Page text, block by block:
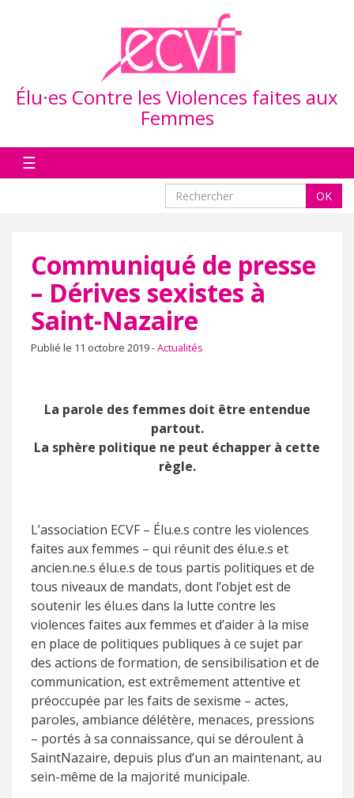
Élu·es Contre les Violences faites aux
Femmes
☰
OK
Communiqué de presse
– Dérives sexistes à
Saint-Nazaire
Publié le 11 octobre 2019-Actualités
La parole des femmes doit être entendue
partout.
La sphère politique ne peut échapper à cette
règle.
L’association ECVF – Élu.e.s contre les violences
faites aux femmes – qui réunit des élu.e.s et
ancien.ne.s élu.e.s de tous partis politiques et de
tous niveaux de mandats, dont l’objet est de
soutenir les élu.es dans la lutte contre les
violences faites aux femmes et d’aider à la mise
en place de politiques publiques à ce sujet par
des actions de formation, de sensibilisation et de
communication, est extrêmement attentive et
préoccupée par les faits de sexisme – actes,
paroles, ambiance délétère, menaces, pressions
– portés à sa connaissance, qui se déroulent à
SaintNazaire, depuis plus d’un an maintenant, au
sein-même de la majorité municipale.